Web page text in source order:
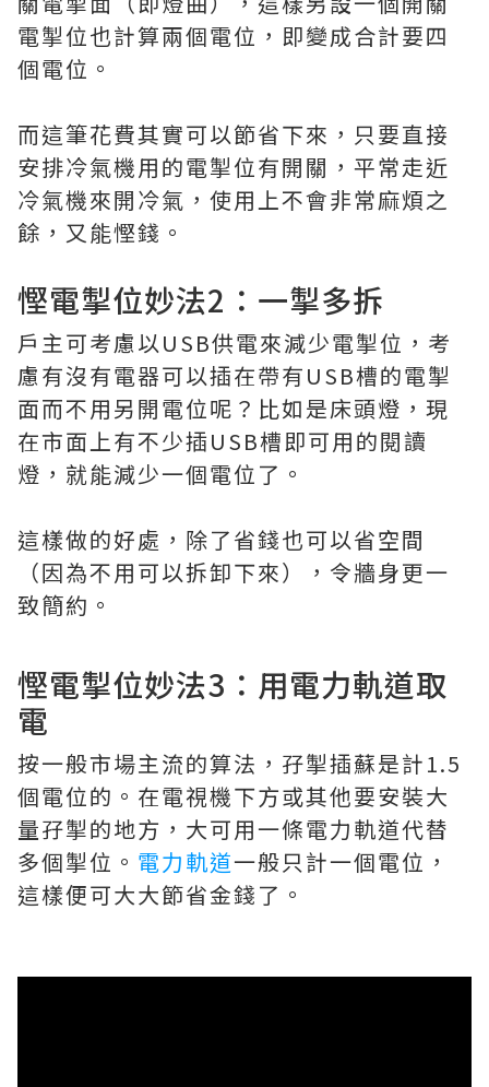
電掣位也計算兩個電位，即變成合計要四
個電位。
而這筆花費其實可以節省下來，只要直接
安排冷氣機用的電掣位有開關，平常走近
冷氣機來開冷氣，使用上不會非常麻煩之
餘，又能慳錢。
慳電掣位妙法2：一掣多拆
戶主可考慮以USB供電來減少電掣位，考
慮有沒有電器可以插在帶有USB槽的電掣
面而不用另開電位呢？比如是床頭燈，現
在市面上有不少插USB槽即可用的閱讀
燈，就能減少一個電位了。
這樣做的好處，除了省錢也可以省空間
（因為不用可以拆卸下來），令牆身更一
致簡約。
慳電掣位妙法3：用電力軌道取
電
按一般市場主流的算法，孖掣插蘇是計1.5
個電位的。在電視機下方或其他要安裝大
量孖掣的地方，大可用一條電力軌道代替
多個掣位。 電力軌道一般只計一個電位，
這樣便可大大節省金錢了。